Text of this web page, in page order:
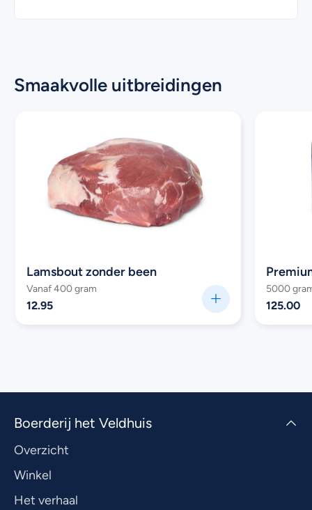
Smaakvolle uitbreidingen
Lamsbout zonder been
Vanaf 400 gram
12.95
5000
125.00
Boerderij het Veldhuis
Overzicht
Winkel
Het verhaal